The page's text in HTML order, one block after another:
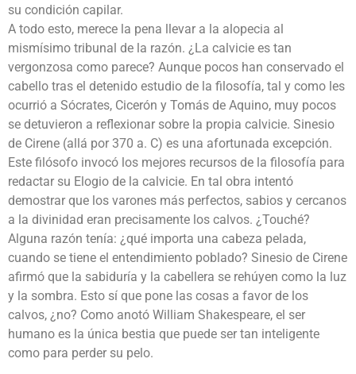
su condición capilar.
A todo esto, merece la pena llevar a la alopecia al
mismísimo tribunal de la razón. ¿La calvicie es tan
vergonzosa como parece? Aunque pocos han conservado el
cabello tras el detenido estudio de la filosofía, tal y como les
ocurrió a Sócrates, Cicerón y Tomás de Aquino, muy pocos
se detuvieron a reflexionar sobre la propia calvicie. Sinesio
de Cirene (allá por 370 a. C) es una afortunada excepción.
Este filósofo invocó los mejores recursos de la filosofía para
redactar su Elogio de la calvicie. En tal obra intentó
demostrar que los varones más perfectos, sabios y cercanos
a la divinidad eran precisamente los calvos. ¿Touché?
Alguna razón tenía: ¿qué importa una cabeza pelada,
cuando se tiene el entendimiento poblado? Sinesio de Cirene
afirmó que la sabiduría y la cabellera se rehúyen como la luz
y la sombra. Esto sí que pone las cosas a favor de los
calvos, ¿no? Como anotó William Shakespeare, el ser
humano es la única bestia que puede ser tan inteligente
como para perder su pelo.